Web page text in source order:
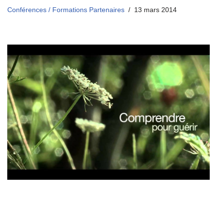
Conférences / Formations Partenaires 13 mars 2014